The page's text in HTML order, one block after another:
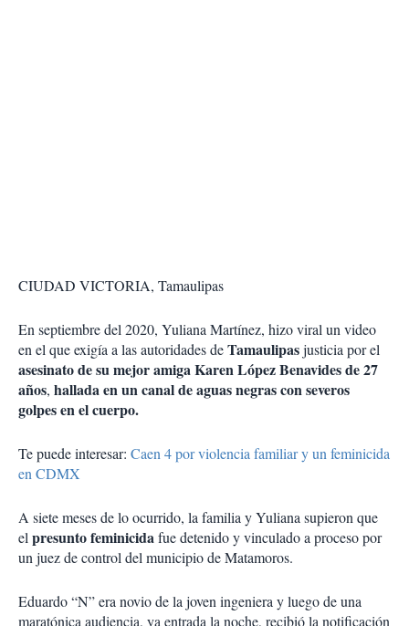
CIUDAD VICTORIA, Tamaulipas
En septiembre del 2020, Yuliana Martínez, hizo viral un video
en el que exigía a las autoridades deTamaulipasjusticia por el
asesinato de su mejor amiga Karen López Benavides de 27
años, hallada en un canal de aguas negras con severos
golpes en el cuerpo.
Te puede interesar: Caen 4 por violencia familiar y un feminicida
en CDMX
A siete meses de lo ocurrido, la familia y Yuliana supieron que
elpresunto feminicidafue detenido y vinculado a proceso por
un juez de control del municipio de Matamoros.
Eduardo “N” era novio de la joven ingeniera y luego de una
maratónica audiencia, ya entrada la noche, recibió la notificación